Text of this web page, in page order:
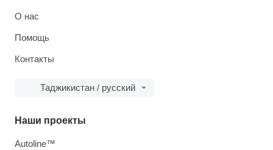
О нас
Помощь
Контакты
Таджикистан / русский
Наши проекты
Autoline™